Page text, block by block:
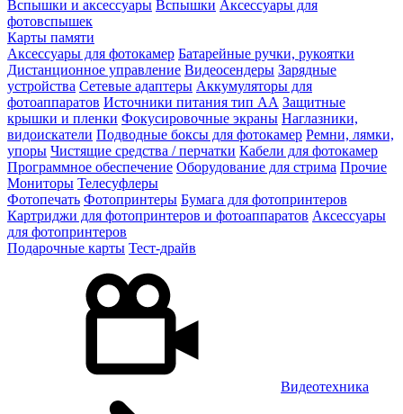
Вспышки и аксессуары Вспышки Аксессуары для
фотовспышек
Карты памяти
Аксессуары для фотокамер Батарейные ручки, рукоятки
Дистанционное управление Видеосендеры Зарядные
устройства Сетевые адаптеры Аккумуляторы для
фотоаппаратов Источники питания тип АА Защитные
крышки и пленки Фокусировочные экраны Наглазники,
видоискатели Подводные боксы для фотокамер Ремни, лямки,
упоры Чистящие средства / перчатки Кабели для фотокамер
Программное обеспечение Оборудование для стрима Прочие
Мониторы Телесуфлеры
Фотопечать Фотопринтеры Бумага для фотопринтеров
Картриджи для фотопринтеров и фотоаппаратов Аксессуары
для фотопринтеров
Подарочные карты Тест-драйв
Видеотехника